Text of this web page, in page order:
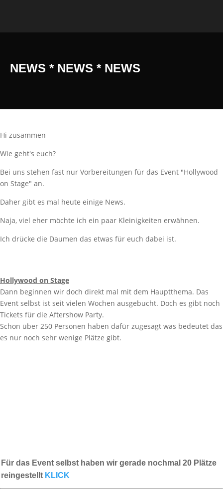
NEWS * NEWS * NEWS
Hi zusammen
Wie geht's euch?
Bei uns stehen fast nur Vorbereitungen für das Event "Hollywood
on Stage" an.
Daher gibt es mal heute einige News.
Naja, viel eher möchte ich ein paar Kleinigkeiten erwähnen.
Ich drücke die Daumen das etwas für euch dabei ist.
Hollywood on Stage
Dann beginnen wir doch direkt mal mit dem Hauptthema. Das
Event selbst ist seit vielen Wochen ausgebucht. Doch es gibt noch
Tickets für die Aftershow Party.
Schon über 250 Personen haben dafür zugesagt was bedeutet das
es nur noch sehr wenige Plätze gibt.
Für das Event selbst haben wir gerade nochmal 20 Plätze
reingestellt KLICK